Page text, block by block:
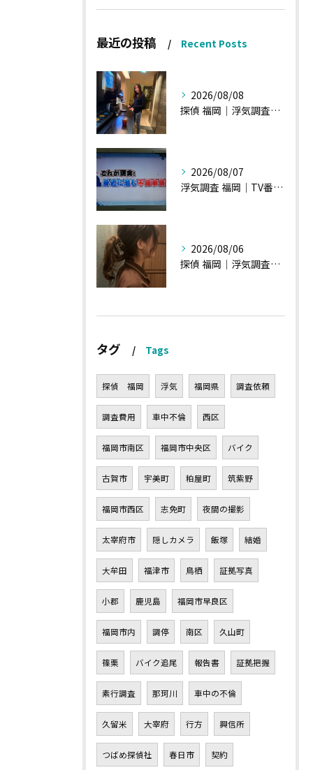
最近の投稿 Recent Posts
2026/08/08
探偵 福岡｜浮気調査、諸状況、そして雑談へ
2026/08/07
浮気調査 福岡｜TV番組15分間の特集の時のお話①
2026/08/06
探偵 福岡｜浮気調査の現場から・・・・チハルさん特集
タグ Tags
探偵 福岡 浮気 福岡県 調査依頼
調査費用 車中不倫 西区
福岡市南区 福岡市中央区 バイク
古賀市 宇美町 粕屋町 筑紫野
福岡市西区 志免町 夜間の撮影
太宰府市 隠しカメラ 飯塚 結婚
大牟田 福津市 鳥栖 証拠写真
小郡 鹿児島 福岡市早良区
福岡市内 調停 南区 久山町
篠栗 バイク追尾 報告書 証拠把握
素行調査 那珂川 車中の不倫
久留米 大宰府 行方 興信所
つばめ探偵社 春日市 契約